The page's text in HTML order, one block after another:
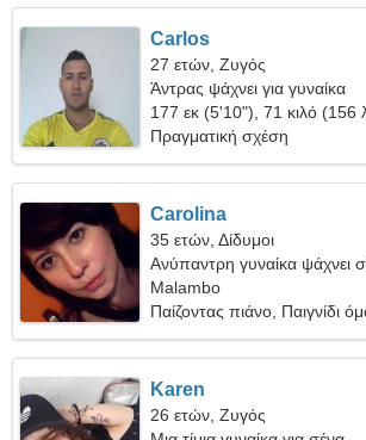
Carlos
27 ετών, Ζυγός
Άντρας ψάχνει για γυναίκα
177 εκ (5'10"), 71 κιλό (156
Πραγματική σχέση
Carolina
35 ετών, Δίδυμοι
Ανύπαντρη γυναίκα ψάχνει
Malambo
Παίζοντας πιάνο, Παιγνίδι
Karen
26 ετών, Ζυγός